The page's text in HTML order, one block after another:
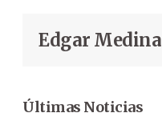
Edgar Medina
Últimas Noticias